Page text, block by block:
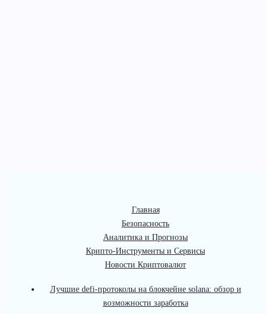
Главная
Безопасность
Аналитика и Прогнозы
Крипто-Инструменты и Сервисы
Новости Криптовалют
Лучшие defi-протоколы на блокчейне solana: обзор и
возможности заработка